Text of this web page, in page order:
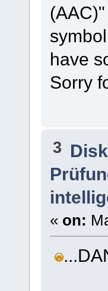
have
Sorry
3
« on: